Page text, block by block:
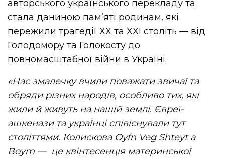
авторського українського перекладу та
стала даниною пам’яті родинам, які
пережили трагедіїХХ таХХІ століть — від
Голодомору та Голокосту до
повномасштабної війни в Україні.
«Нас змалечку вчили поважати звичаї та
обряди різних народів, особливо тих, які
жили й живуть на нашій землі. Євреї-
ашкеназита українці співіснували тут
століттями. Колискова Oyfn Veg Shteyt a
Boym — це квінтесенція материнської